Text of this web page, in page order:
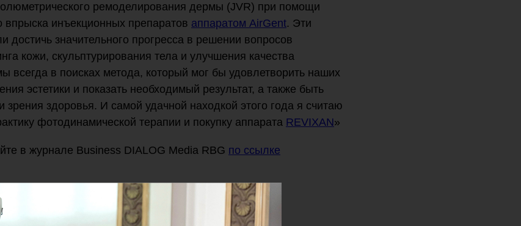
ремоделирования дермы (JVR) при помощи
впрыска инъекционных препаратов аппаратом AirGent. Эти
достичь значительного прогресса в решении вопросов
кожи, скульптурирования тела и улучшения качества
всегда в поисках метода, который мог бы удовлетворить наших
эстетики и показать необходимый результат, а также быть
здоровья. И самой удачной находкой этого года я считаю
фотодинамической терапии и покупку аппарата REVIXAN»
в журнале Business DIALOG Media RBG по ссылке